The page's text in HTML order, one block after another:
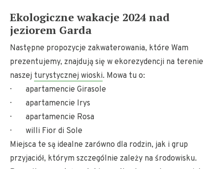
Ekologiczne wakacje 2024 nad
jeziorem Garda
Następne propozycje zakwaterowania, które Wam
prezentujemy, znajdują się w ekorezydencji na terenie
naszej turystycznej wioski. Mowa tu o:
· apartamencie Girasole
· apartamencie Irys
· apartamencie Rosa
· willi Fior di Sole
Miejsca te są idealne zarówno dla rodzin, jak i grup
przyjaciół, którym szczególnie zależy na środowisku.